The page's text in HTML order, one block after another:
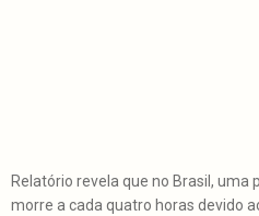
Relatório revela que no Brasil, uma
morre a cada quatro horas devido